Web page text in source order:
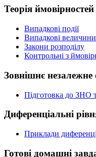
Теорія ймовірностей
Випадкові події
Випадкові величини
Закони розподілу
Контрольні з
Зовнішнє
Підготовка до ЗНО
Диференціальні
Приклади
Готові домашні